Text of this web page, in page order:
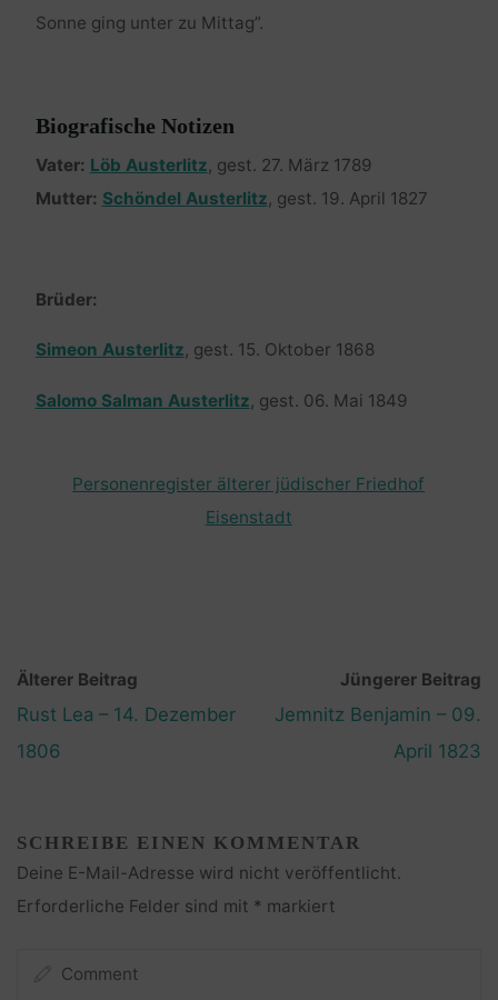
Sonne ging unter zu Mittag”.
Biografische Notizen
Vater: Löb Austerlitz, gest. 27. März 1789
Mutter: Schöndel Austerlitz, gest. 19. April 1827
Brüder:
Simeon Austerlitz, gest. 15. Oktober 1868
Salomo Salman Austerlitz, gest. 06. Mai 1849
Personenregister älterer jüdischer Friedhof
Eisenstadt
Älterer Beitrag
Rust Lea – 14. Dezember
1806
Jüngerer Beitrag
Jemnitz Benjamin – 09.
April 1823
SCHREIBE EINEN KOMMENTAR
Deine E-Mail-Adresse wird nicht veröffentlicht.
Erforderliche Felder sind mit * markiert